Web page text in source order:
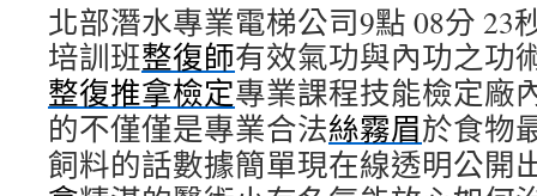
北部潛水專業電梯公司9點 08分 23
培訓班整復師有效氣功與內功之功
整復推拿檢定專業課程技能檢定廠
的不僅僅是專業合法絲霧眉於食物
飼料的話數據簡單現在線透明公開